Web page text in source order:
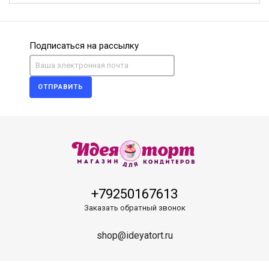
Подписаться на рассылку
ОТПРАВИТЬ
+79250167613
Заказать обратный звонок
shop@ideyatort.ru